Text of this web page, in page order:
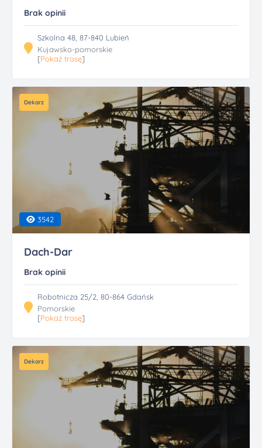
Brak opinii
Szkolna 48, 87-840 Lubień
Kujawsko-pomorskie
[Pokaż trasę]
Dekarz
3542
Dach-Dar
Brak opinii
Robotnicza 25/2, 80-864 Gdańsk
Pomorskie
[Pokaż trasę]
Dekarz